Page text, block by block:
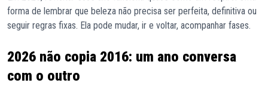
forma de lembrar que beleza não precisa ser perfeita, definitiva ou
seguir regras fixas. Ela pode mudar, ir e voltar, acompanhar fases.
2026 não copia 2016: um ano conversa
com o outro